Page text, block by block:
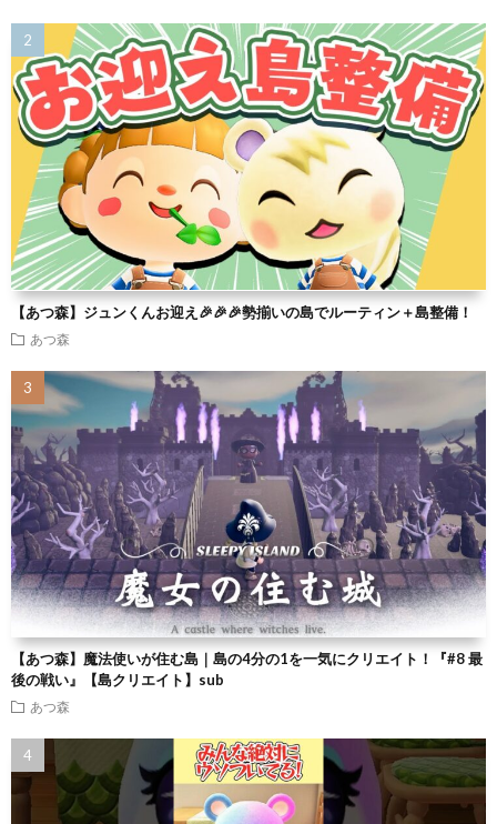
【あつ森】ジュンくんお迎え🎉🎉🎉勢揃いの島でルーティン＋島整備！
あつ森
【あつ森】魔法使いが住む島｜島の4分の1を一気にクリエイト！『#8 最
後の戦い』【島クリエイト】sub
あつ森